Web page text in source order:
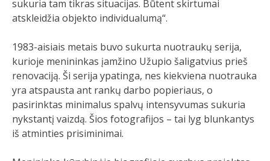
sukuria tam tikras situacijas. Būtent skirtumai
atskleidžia objekto individualumą“.
1983-aisiais metais buvo sukurta nuotraukų serija,
kurioje menininkas įamžino Užupio šaligatvius prieš
renovaciją. Ši serija ypatinga, nes kiekviena nuotrauka
yra atspausta ant rankų darbo popieriaus, o
pasirinktas minimalus spalvų intensyvumas sukuria
nykstantį vaizdą. Šios fotografijos – tai lyg blunkantys
iš atminties prisiminimai.